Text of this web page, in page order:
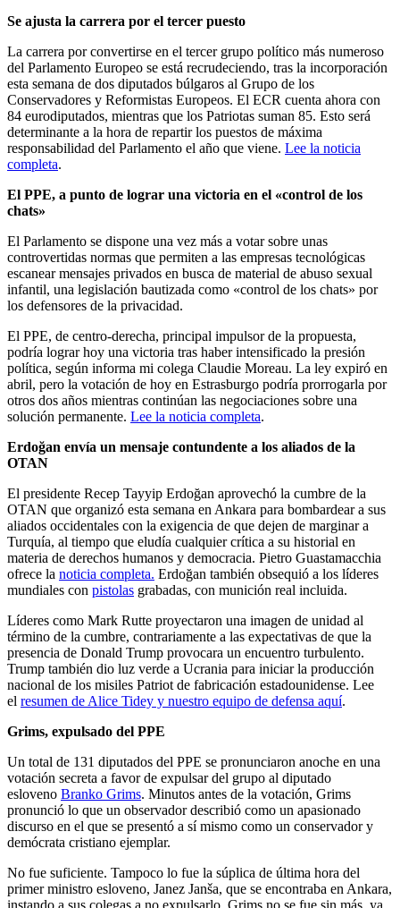
Se ajusta la carrera por el tercer puesto
La carrera por convertirse en el tercer grupo político más numeroso
del Parlamento Europeo se está recrudeciendo, tras la incorporación
esta semana de dos diputados búlgaros al Grupo de los
Conservadores y Reformistas Europeos. El ECR cuenta ahora con
84 eurodiputados, mientras que los Patriotas suman 85. Esto será
determinante a la hora de repartir los puestos de máxima
responsabilidad del Parlamento el año que viene. Lee la noticia
completa.
El PPE, a punto de lograr una victoria en el «control de los
chats»
El Parlamento se dispone una vez más a votar sobre unas
controvertidas normas que permiten a las empresas tecnológicas
escanear mensajes privados en busca de material de abuso sexual
infantil, una legislación bautizada como «control de los chats» por
los defensores de la privacidad.
El PPE, de centro-derecha, principal impulsor de la propuesta,
podría lograr hoy una victoria tras haber intensificado la presión
política, según informa mi colega Claudie Moreau. La ley expiró en
abril, pero la votación de hoy en Estrasburgo podría prorrogarla por
otros dos años mientras continúan las negociaciones sobre una
solución permanente. Lee la noticia completa.
Erdoğan envía un mensaje contundente a los aliados de la
OTAN
El presidente Recep Tayyip Erdoğan aprovechó la cumbre de la
OTAN que organizó esta semana en Ankara para bombardear a sus
aliados occidentales con la exigencia de que dejen de marginar a
Turquía, al tiempo que eludía cualquier crítica a su historial en
materia de derechos humanos y democracia. Pietro Guastamacchia
ofrece la noticia completa. Erdoğan también obsequió a los líderes
mundiales con pistolas grabadas, con munición real incluida.
Líderes como Mark Rutte proyectaron una imagen de unidad al
término de la cumbre, contrariamente a las expectativas de que la
presencia de Donald Trump provocara un encuentro turbulento.
Trump también dio luz verde a Ucrania para iniciar la producción
nacional de los misiles Patriot de fabricación estadounidense. Lee
el resumen de Alice Tidey y nuestro equipo de defensa aquí.
Grims, expulsado del PPE
Un total de 131 diputados del PPE se pronunciaron anoche en una
votación secreta a favor de expulsar del grupo al diputado
esloveno Branko Grims. Minutos antes de la votación, Grims
pronunció lo que un observador describió como un apasionado
discurso en el que se presentó a sí mismo como un conservador y
demócrata cristiano ejemplar.
No fue suficiente. Tampoco lo fue la súplica de última hora del
primer ministro esloveno, Janez Janša, que se encontraba en Ankara,